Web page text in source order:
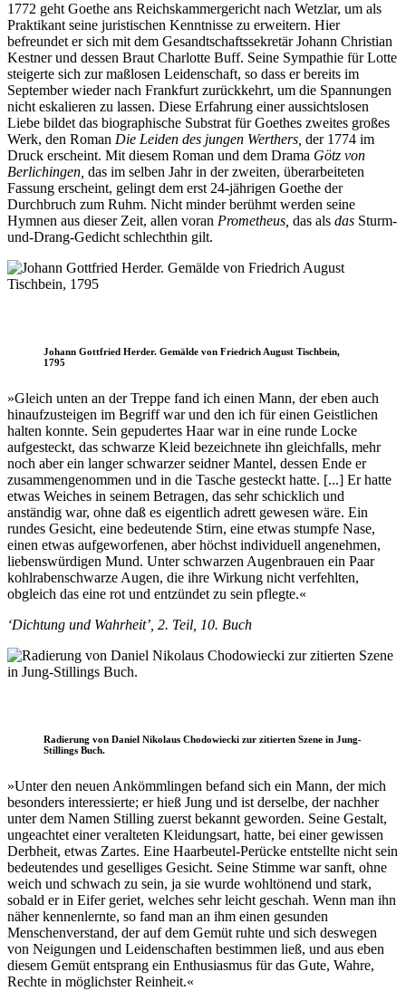
1772 geht Goethe ans Reichskammergericht nach Wetzlar, um als
Praktikant seine juristischen Kenntnisse zu erweitern. Hier
befreundet er sich mit dem Gesandtschaftssekretär Johann Christian
Kestner und dessen Braut Charlotte Buff. Seine Sympathie für Lotte
steigerte sich zur maßlosen Leidenschaft, so dass er bereits im
September wieder nach Frankfurt zurückkehrt, um die Spannungen
nicht eskalieren zu lassen. Diese Erfahrung einer aussichtslosen
Liebe bildet das biographische Substrat für Goethes zweites großes
Werk, den Roman Die Leiden des jungen Werthers, der 1774 im
Druck erscheint. Mit diesem Roman und dem Drama Götz von
Berlichingen, das im selben Jahr in der zweiten, überarbeiteten
Fassung erscheint, gelingt dem erst 24-jährigen Goethe der
Durchbruch zum Ruhm. Nicht minder berühmt werden seine
Hymnen aus dieser Zeit, allen voran Prometheus, das als das Sturm-
und-Drang-Gedicht schlechthin gilt.
Johann Gottfried Herder. Gemälde von Friedrich August Tischbein,
1795
»Gleich unten an der Treppe fand ich einen Mann, der eben auch
hinaufzusteigen im Begriff war und den ich für einen Geistlichen
halten konnte. Sein gepudertes Haar war in eine runde Locke
aufgesteckt, das schwarze Kleid bezeichnete ihn gleichfalls, mehr
noch aber ein langer schwarzer seidner Mantel, dessen Ende er
zusammengenommen und in die Tasche gesteckt hatte. [...] Er hatte
etwas Weiches in seinem Betragen, das sehr schicklich und
anständig war, ohne daß es eigentlich adrett gewesen wäre. Ein
rundes Gesicht, eine bedeutende Stirn, eine etwas stumpfe Nase,
einen etwas aufgeworfenen, aber höchst individuell angenehmen,
liebenswürdigen Mund. Unter schwarzen Augenbrauen ein Paar
kohlrabenschwarze Augen, die ihre Wirkung nicht verfehlten,
obgleich das eine rot und entzündet zu sein pflegte.«
‘Dichtung und Wahrheit’, 2. Teil, 10. Buch
Radierung von Daniel Nikolaus Chodowiecki zur zitierten Szene in Jung-
Stillings Buch.
»Unter den neuen Ankömmlingen befand sich ein Mann, der mich
besonders interessierte; er hieß Jung und ist derselbe, der nachher
unter dem Namen Stilling zuerst bekannt geworden. Seine Gestalt,
ungeachtet einer veralteten Kleidungsart, hatte, bei einer gewissen
Derbheit, etwas Zartes. Eine Haarbeutel-Perücke entstellte nicht sein
bedeutendes und geselliges Gesicht. Seine Stimme war sanft, ohne
weich und schwach zu sein, ja sie wurde wohltönend und stark,
sobald er in Eifer geriet, welches sehr leicht geschah. Wenn man ihn
näher kennenlernte, so fand man an ihm einen gesunden
Menschenverstand, der auf dem Gemüt ruhte und sich deswegen
von Neigungen und Leidenschaften bestimmen ließ, und aus eben
diesem Gemüt entsprang ein Enthusiasmus für das Gute, Wahre,
Rechte in möglichster Reinheit.«